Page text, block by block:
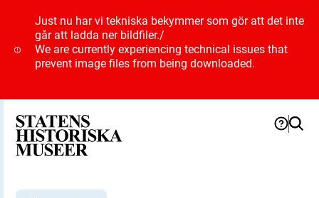
Just nu har vi tekniska bekymmer som gör att det inte
går att ladda ner bildfiler./
We are currently experiencing technical issues that
prevent image files from being downloaded.